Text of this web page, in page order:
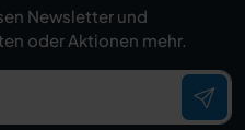
Newsletter und
oder Aktionen mehr.